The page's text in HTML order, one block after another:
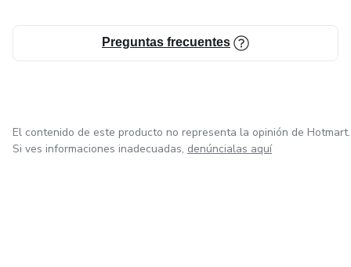
Preguntas frecuentes
El contenido de este producto no representa la opinión de Hotmart.
Si ves informaciones inadecuadas, denúncialas aquí